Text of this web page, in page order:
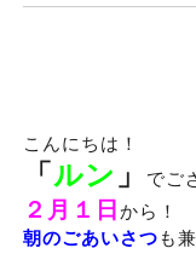
こんにちは！
「 ルン 」 でご
２月１日 から！
朝のごあいさつ も